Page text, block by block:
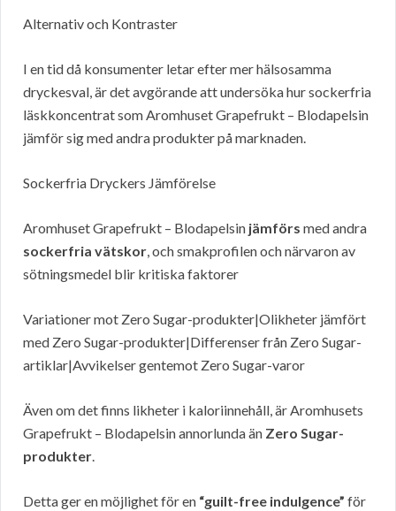
Alternativ och Kontraster
I en tid då konsumenter letar efter mer hälsosamma
dryckesval, är det avgörande att undersöka hur sockerfria
läskkoncentrat som Aromhuset Grapefrukt – Blodapelsin
jämför sig med andra produkter på marknaden.
Sockerfria Dryckers Jämförelse
Aromhuset Grapefrukt – Blodapelsin jämförs med andra
sockerfria vätskor, och smakprofilen och närvaron av
sötningsmedel blir kritiska faktorer
Variationer mot Zero Sugar-produkter|Olikheter jämfört
med Zero Sugar-produkter|Differenser från Zero Sugar-
artiklar|Avvikelser gentemot Zero Sugar-varor
Även om det finns likheter i kaloriinnehåll, är Aromhusets
Grapefrukt – Blodapelsin annorlunda än Zero Sugar-
produkter.
Detta ger en möjlighet för en “guilt-free indulgence” för